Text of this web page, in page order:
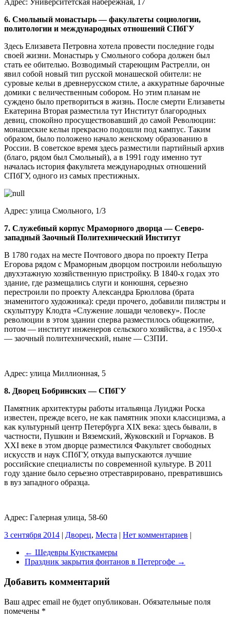
Адрес: Университетская набережная, 17
6. Смольный монастырь — факультеты социологии,
политологии и международных отношений СПбГУ
Здесь Елизавета Петровна хотела провести последние годы
своей жизни. Монастырь у Смольного собора должен был
стать ее обителью. Возводимый стареющим Растрелли, он
явил собой новый тип русской монашеской обители: не
суровые кельи в древнерусском стиле, а аккуратные барочные
домики с величественным собором. Но этим планам не
суждено было претвориться в жизнь. После смерти Елизаветы
Екатерина Вторая разместила тут Институт благородных
девиц, спокойно просуществовавший до самой Революции:
монашеские кельи прекрасно подошли под кампус. Таким
образом, было положено начало женскому образованию в
России. В советское время здесь разместили партийный архив
(благо, рядом был Смольный), а в 1991 году именно тут
началась история факультета международных отношений
СПбГУ, одного из самых престижных.
Адрес: улица Смольного, 1/3
7. Служебный корпус Мраморного дворца — Северо-
западный Заочный Политехнический Институт
В 1780 годах на месте Почтового двора по проекту Петра
Егорова рядом с Мраморным дворцом построили небольшую
двухэтажную хозяйственную пристройку. В 1840-х годах это
здание, где размещались слуги и конюшня, серьезно
перестроили по проекту Александра Брюллова (брата
знаменитого художника): среди прочего, добавили пилястры и
скульптуру Клодта «Служение лошади человеку». После
революции в этом здании сперва разместилось общежитие,
потом — институт инженеров сельского хозяйства, а с 1950-х
— заочный политехнический, ныне — СЗПИ.
Адрес: улица Миллионная, 5
8. Дворец Бобринских — СПбГУ
Памятник архитектуры работы итальянца Луиджи Роска
известен, прежде всего, не как памятник эпохи классицизма, а
как культурный центр Петербурга XIX века: здесь бывали, в
частности, Пушкин и Вяземский, Жуковский и Горчаков. В
XXI веке в этом дворце разместился Факультет свободных
искусств и наук СПбГУ, откуда выпускаются лучшие
российские специалисты по современной культуре. В 2011
году здание было серьезно отреставрировано, превратившись
в вуз западного образца.
Адрес: Галерная улица, 58-60
3 сентября 2014 | Дворец, Места | Нет комментариев |
← Шедевры Кунсткамеры
Праздник закрытия фонтанов в Петергофе →
Добавить комментарий
Ваш адрес email не будет опубликован. Обязательные поля
помечены *